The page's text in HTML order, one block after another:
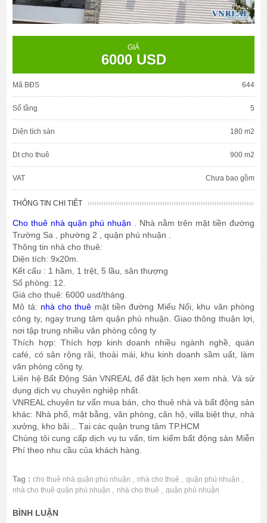
GIÁ
6000 USD
Mã BĐS 644
Số tầng 5
Diện tích sàn 180 m2
Dt cho thuê 900 m2
VAT Chưa bao gồm
THÔNG TIN CHI TIẾT
Cho thuê nhà quận phú nhuận . Nhà nằm trên mặt tiền đường
Trường Sa , phường 2 , quận phú nhuận .
Thông tin nhà cho thuê:
Diện tích: 9x20m.
Kết cấu : 1 hầm, 1 trệt, 5 lầu, sân thượng
Số phòng: 12.
Giá cho thuê: 6000 usd/tháng.
Mô tả: nhà cho thuê mặt tiền đường Miếu Nổi, khu văn phòng
công ty, ngay trung tâm quận phú nhuận. Giao thông thuận lợi,
nơi tập trung nhiều văn phòng công ty
Thích hợp: Thích hợp kinh doanh nhiều ngành nghề, quán
café, có sân rộng rãi, thoải mái, khu kinh doanh sầm uất, làm
văn phòng công ty.
Liên hệ Bất Động Sản VNREAL để đặt lịch hẹn xem nhà. Và sử
dụng dịch vụ chuyên nghiệp nhất.
VNREAL chuyên tư vấn mua bán, cho thuê nhà và bất động sản
khác: Nhà phố, mặt bằng, văn phòng, căn hộ, villa biệt thự, nhà
xưởng, kho bãi... Tại các quận trung tâm TP.HCM
Chúng tôi cung cấp dịch vụ tu vấn, tìm kiếm bất động sản Miễn
Phí theo nhu cầu của khách hàng.
Tag : cho thuê nhà quận phú nhuận , nhà cho thuê ,quận phú nhuận ,
nhà cho thuê quận phú nhuận , nhà cho thuê ,quận phú nhuận
BÌNH LUẬN